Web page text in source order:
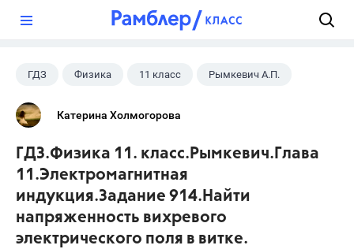
ГДЗ Физика 11 класс Рымкевич А.П.
Катерина Холмогорова
ГДЗ.Физика 11. класс.Рымкевич.Глава
11.Электромагнитная
индукция.Задание 914.Найти
напряженность вихревого
электрического поля в витке.